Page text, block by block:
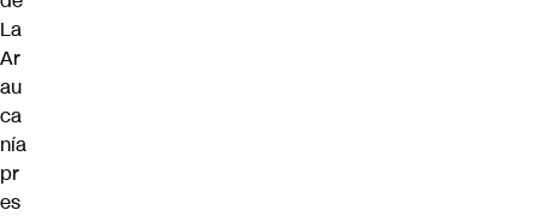
La
Ar
au
ca
nía
pr
es